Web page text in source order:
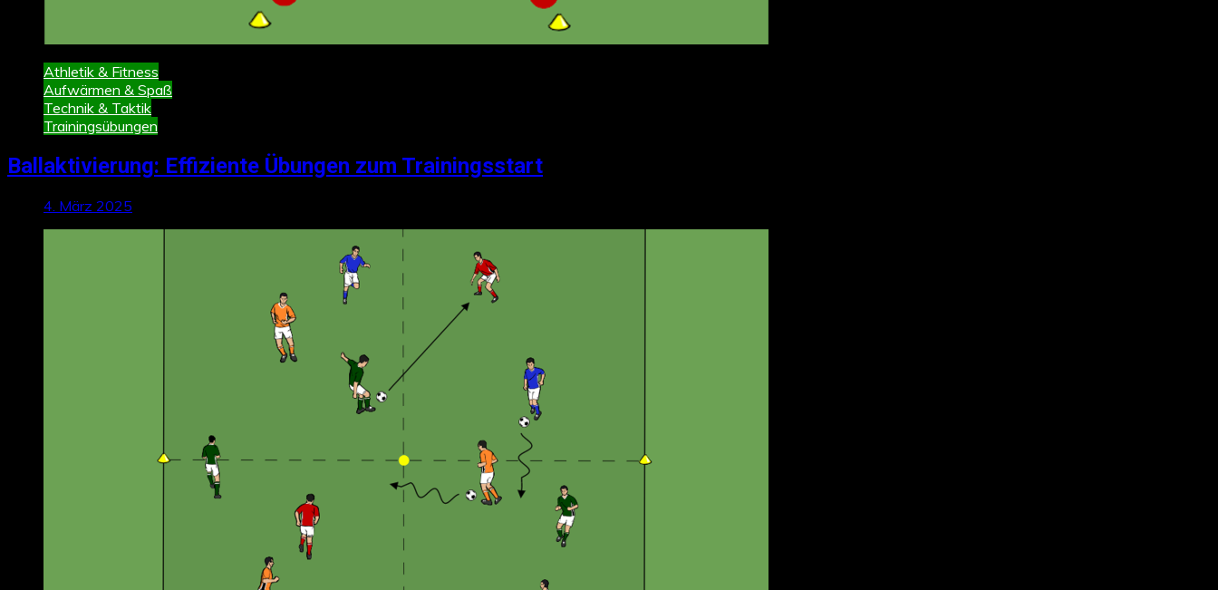
Athletik & Fitness
Aufwärmen & Spaß
Technik & Taktik
Trainingsübungen
Ballaktivierung: Effiziente Übungen zum Trainingsstart
4. März 2025